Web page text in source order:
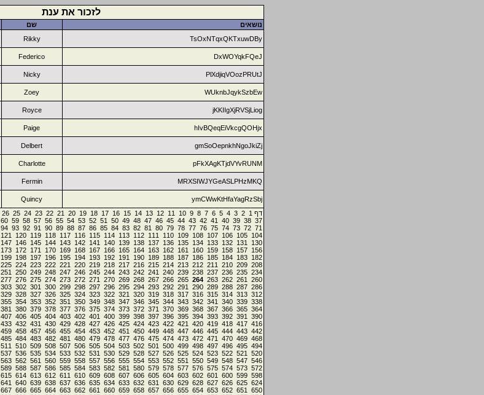
לזכור את ענת
נושאים שם
TsOxNTqxQKTxuwDBy
Rikky
DxWOYqkFQeJ
Federico
PlXdjiqVOozPRUtJ
Nicky
WUknbJqykSzbEw
Zoey
jKKIIgXjRVSjLiog
Royce
hIvBQeqEiVkcgQOHjx
Paige
gmSoOepnkhNgoJkiZj
Delbert
pFkXAgKTjdVYvRUNM
Charlotte
MRXSIWJYGeASLPHzMKQ
Fermin
ymCWwKtHfaYagRzSbj
Quincy
דף 1
2
3
4
5
6
7
8
9
10
11
12
13
14
15
16
17
18
19
20
21
22
23
24
25
26
37
38
39
40
41
42
43
44
45
46
47
48
49
50
51
52
53
54
55
56
57
58
59
60
71
72
73
74
75
76
77
78
79
80
81
82
83
84
85
86
87
88
89
90
91
92
93
94
104
105
106
107
108
109
110
111
112
113
114
115
116
117
118
119
120
121
130
131
132
133
134
135
136
137
138
139
140
141
142
143
144
145
146
147
156
157
158
159
160
161
162
163
164
165
166
167
168
169
170
171
172
173
182
183
184
185
186
187
188
189
190
191
192
193
194
195
196
197
198
199
208
209
210
211
212
213
214
215
216
217
218
219
220
221
222
223
224
225
234
235
236
237
238
239
240
241
242
243
244
245
246
247
248
249
250
251
260
261
262
263
264
265
266
267
268
269
270
271
272
273
274
275
276
277
286
287
288
289
290
291
292
293
294
295
296
297
298
299
300
301
302
303
312
313
314
315
316
317
318
319
320
321
322
323
324
325
326
327
328
329
338
339
340
341
342
343
344
345
346
347
348
349
350
351
352
353
354
355
364
365
366
367
368
369
370
371
372
373
374
375
376
377
378
379
380
381
390
391
392
393
394
395
396
397
398
399
400
401
402
403
404
405
406
407
416
417
418
419
420
421
422
423
424
425
426
427
428
429
430
431
432
433
442
443
444
445
446
447
448
449
450
451
452
453
454
455
456
457
458
459
468
469
470
471
472
473
474
475
476
477
478
479
480
481
482
483
484
485
494
495
496
497
498
499
500
501
502
503
504
505
506
507
508
509
510
511
520
521
522
523
524
525
526
527
528
529
530
531
532
533
534
535
536
537
546
547
548
549
550
551
552
553
554
555
556
557
558
559
560
561
562
563
572
573
574
575
576
577
578
579
580
581
582
583
584
585
586
587
588
589
598
599
600
601
602
603
604
605
606
607
608
609
610
611
612
613
614
615
624
625
626
627
628
629
630
631
632
633
634
635
636
637
638
639
640
641
650
651
652
653
654
655
656
657
658
659
660
661
662
663
664
665
666
667